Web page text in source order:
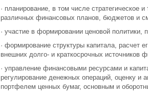
· планирование, в том числе стратегическое
различных финансовых планов, бюджетов и
· участие в формировании ценовой политики,
· формирование структуры капитала, расчет
внешних долго- и краткосрочных источников
· управление финансовыми ресурсами и
регулирование денежных операций, оценку и
портфелем ценных бумаг, основным и